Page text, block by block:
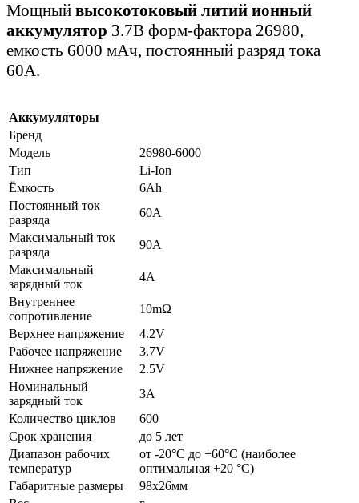
Мощный высокотоковый литий ионный
аккумулятор 3.7В форм-фактора 26980,
емкость 6000 мАч, постоянный разряд тока
60А.
Аккумуляторы
Бренд
Модель
26980-6000
Тип
Li-Ion
Ёмкость
6Ah
Постоянный ток
разряда
60А
Максимальный ток
разряда
90А
Максимальный
зарядный ток
4А
Внутреннее
сопротивление
10mΩ
Верхнее напряжение
4.2V
Рабочее напряжение
3.7V
Нижнее напряжение
2.5V
Номинальный
зарядный ток
3А
Количество циклов
600
Срок хранения
до 5 лет
Диапазон рабочих
температур
от -20°C до +60°C (наиболее
оптимальная +20 °C)
Габаритные размеры
98х26мм